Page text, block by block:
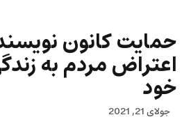
حمایت کانون
اعتراض مردم به
خود
جولای 21, 2021